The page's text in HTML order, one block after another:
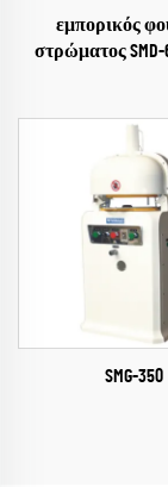
εμπορικός
στρώματος SMD-
SMG-350